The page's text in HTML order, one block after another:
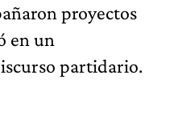
proyectos
en un
partidario.